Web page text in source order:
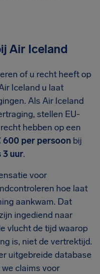
Air Iceland
of u recht heeft op
Iceland u laat
Als Air Iceland
stellen EU-
hebben op een
600 per persoon bij
3 uur.
voor
hoe laat
aankwam. Dat
ingediend naar
vlucht de tijd waarop
is, niet de vertrektijd.
uitgebreide database
claims voor